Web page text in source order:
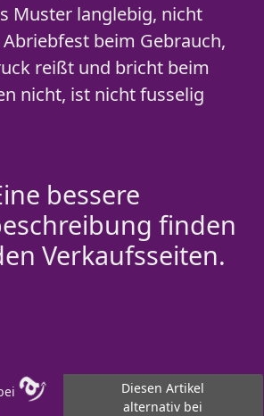
Muster langlebig, nicht
Abriebfest beim Gebrauch,
reißt und bricht beim
nicht, ist nicht fusselig
bessere
finden
Verkaufsseiten.
Diesen Artikel
alternativ bei